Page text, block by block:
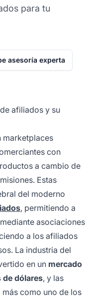
para tu
asesoría experta
afiliados y su
marketplaces
con
a cambio de
Estas
del moderno
, permitiendo a
asociaciones
a los afiliados
La industria del
en un mercado
de dólares, y las
como uno de los